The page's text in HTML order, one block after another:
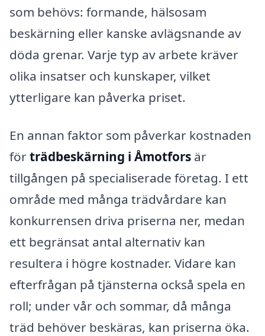
som behövs: formande, hälsosam
beskärning eller kanske avlägsnande av
döda grenar. Varje typ av arbete kräver
olika insatser och kunskaper, vilket
ytterligare kan påverka priset.
En annan faktor som påverkar kostnaden
förträdbeskärning i Åmotfors är
tillgången på specialiserade företag. I ett
område med många trädvårdare kan
konkurrensen driva priserna ner, medan
ett begränsat antal alternativ kan
resultera i högre kostnader. Vidare kan
efterfrågan på tjänsterna också spela en
roll; under vår och sommar, då många
träd behöver beskäras, kan priserna öka.